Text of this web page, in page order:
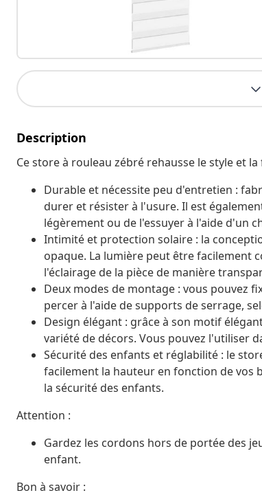
Description
Ce store à rouleau zébré rehausse le style et
Durable et nécessite peu d'entretien :
durer et résister à l'usure. Il est
légèrement ou de l'essuyer à l'aide d'un
Intimité et protection solaire : la
opaque. La lumière peut être facilement
l'éclairage de la pièce de manière
Deux modes de montage : vous pouvez
percer à l'aide de supports de serrage,
Design élégant : grâce à son motif
variété de décors. Vous pouvez l'utiliser
Sécurité des enfants et réglabilité : le
facilement la hauteur en fonction de vos
la sécurité des enfants.
Attention :
Gardez les cordons hors de portée des
enfant.
Bon à savoir :